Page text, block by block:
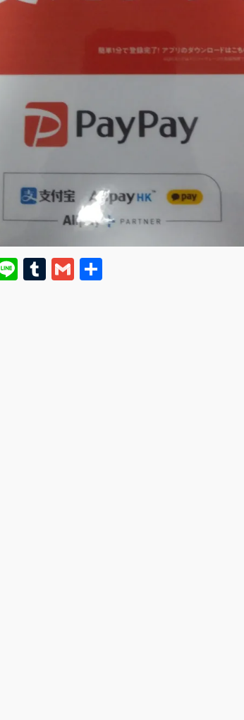
Li T G 共